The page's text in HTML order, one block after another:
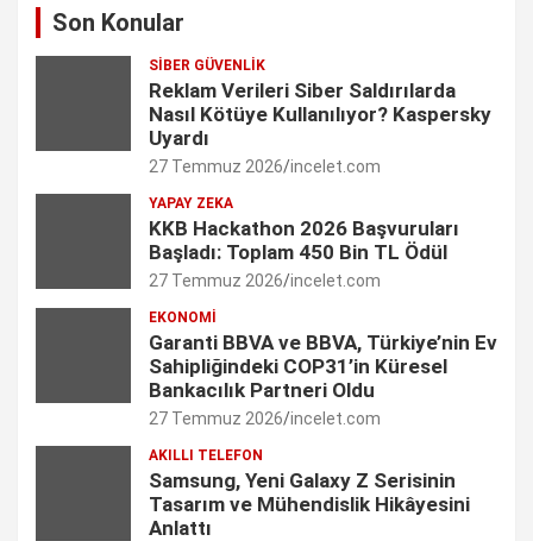
k
e
d
n
t
t
e
r
T
u
b
C
a
n
n
e
l
Son Konular
SIBER GÜVENLIK
Reklam Verileri Siber Saldırılarda
Nasıl Kötüye Kullanılıyor? Kaspersky
Uyardı
27 Temmuz 2026 incelet.com
YAPAY ZEKA
KKB Hackathon 2026 Başvuruları
Başladı: Toplam 450 Bin TL Ödül
27 Temmuz 2026 incelet.com
EKONOMI
Garanti BBVA ve BBVA, Türkiye’nin Ev
Sahipliğindeki COP31’in Küresel
Bankacılık Partneri Oldu
27 Temmuz 2026 incelet.com
AKILLI TELEFON
Samsung, Yeni Galaxy Z Serisinin
Tasarım ve Mühendislik Hikâyesini
Anlattı